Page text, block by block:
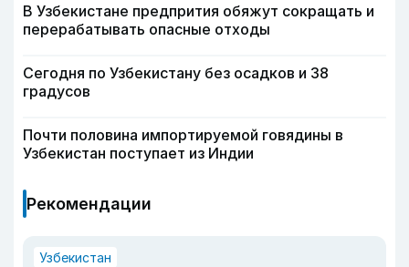
В Узбекистане предпрития обяжут сокращать и
перерабатывать опасные отходы
Сегодня по Узбекистану без осадков и 38
градусов
Почти половина импортируемой говядины в
Узбекистан поступает из Индии
Рекомендации
Узбекистан